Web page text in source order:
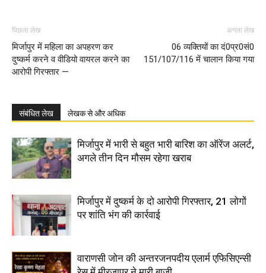
पिछला लेख
मिर्जापुर में महिला का अपहरण कर
दुष्कर्म करने व वीडियो वायरल करने का
आरोपी गिरफ्तार —
अगला लेख
06 व्यक्तियों का दं0प्र0सं0
151/107/116 में चालान किया गया
संबंधित लेख लेखक से और अधिक
मिर्जापुर में भारी से बहुत भारी बारिश का ऑरेंज अलर्ट,
अगले तीन दिन मौसम रहेगा खराब
मिर्जापुर में दुष्कर्म के दो आरोपी गिरफ्तार, 21 लोगों
पर शांति भंग की कार्रवाई
वाराणसी जोन की अन्तरजनपदीय एलार्म एफिसिएन्सी